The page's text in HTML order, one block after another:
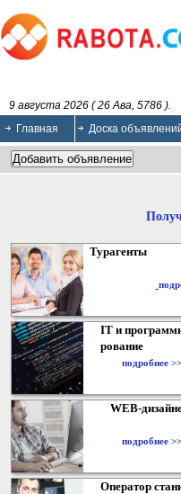
9 августа 2026 ( 26 Ава, 5786 ).
Главная
Доска
Турагенты
IT и
рование
подробнее >>
WEB-
подробнее >>
Оператор